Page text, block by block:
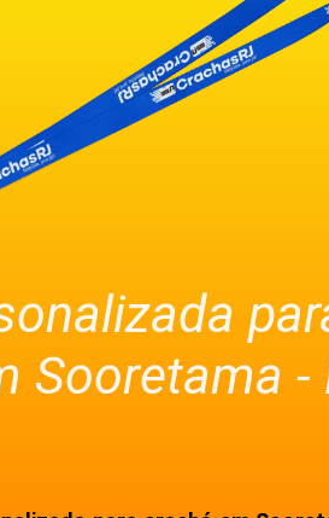
Sooretama -